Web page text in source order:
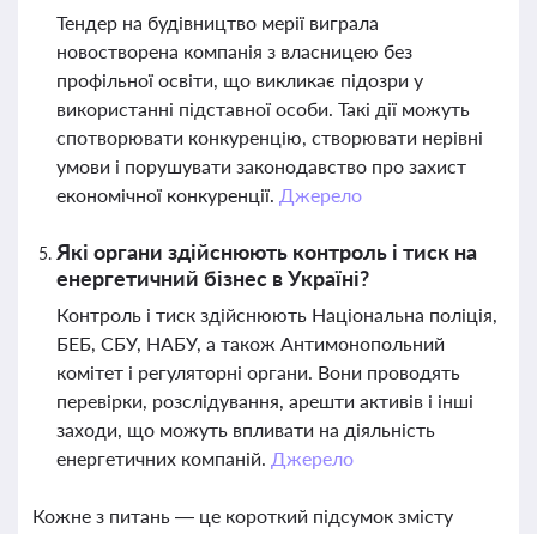
Тендер на будівництво мерії виграла
новостворена компанія з власницею без
профільної освіти, що викликає підозри у
використанні підставної особи. Такі дії можуть
спотворювати конкуренцію, створювати нерівні
умови і порушувати законодавство про захист
економічної конкуренції. Джерело
Які органи здійснюють контроль і тиск на
енергетичний бізнес в Україні?
Контроль і тиск здійснюють Національна поліція,
БЕБ, СБУ, НАБУ, а також Антимонопольний
комітет і регуляторні органи. Вони проводять
перевірки, розслідування, арешти активів і інші
заходи, що можуть впливати на діяльність
енергетичних компаній. Джерело
Кожне з питань — це короткий підсумок змісту